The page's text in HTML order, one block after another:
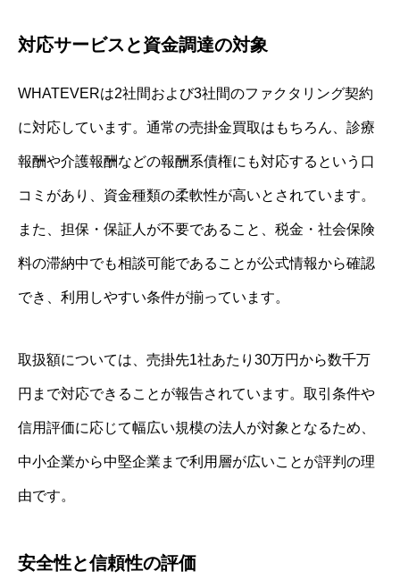
対応サービスと資金調達の対象
WHATEVERは2社間および3社間のファクタリング契約
に対応しています。通常の売掛金買取はもちろん、診療
報酬や介護報酬などの報酬系債権にも対応するという口
コミがあり、資金種類の柔軟性が高いとされています。
また、担保・保証人が不要であること、税金・社会保険
料の滞納中でも相談可能であることが公式情報から確認
でき、利用しやすい条件が揃っています。
取扱額については、売掛先1社あたり30万円から数千万
円まで対応できることが報告されています。取引条件や
信用評価に応じて幅広い規模の法人が対象となるため、
中小企業から中堅企業まで利用層が広いことが評判の理
由です。
安全性と信頼性の評価